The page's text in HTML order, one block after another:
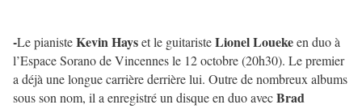
-Le pianisteKevin Hayset le guitaristeLionel Louekeen duo à
l’Espace Sorano de Vincennes le 12 octobre (20h30). Le premier
a déjà une longue carrière derrière lui. Outre de nombreux albums
sous son nom, il a enregistré un disque en duo avecBrad